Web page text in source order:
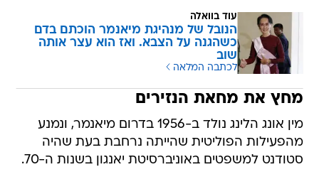
עוד בוואלה
הנובל של מנהיגת מיאנמר הוכתם בדם
כשהגנה על הצבא. ואז הוא עצר אותה
שוב
לכתבה המלאה
מחץ את מחאת הנזירים
מין אונג הלינג נולד ב-1956 בדרום מיאנמר, ונמנע
מהפעילות הפוליטית שהייתה נרחבת בעת שהיה
סטודנט למשפטים באוניברסיטת יאנגון בשנות ה-70.